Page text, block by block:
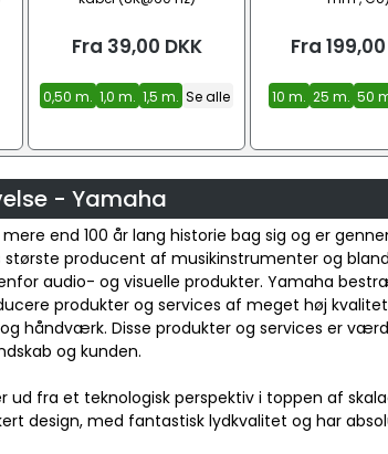
Fra 39,00 DKK
0,50 m. 1,0 m. 1,5 m. Se alle
Fra 199,00
10 m. 25 m. 50
- Yamaha
end 100 år lang historie bag sig og er
største producent af musikinstrumenter og
audio- og visuelle produkter. Yamaha
produkter og services af meget høj
håndværk. Disse produkter og services er
og kunden.
ud fra et teknologisk perspektiv i toppen af
design, med fantastisk lydkvalitet og har